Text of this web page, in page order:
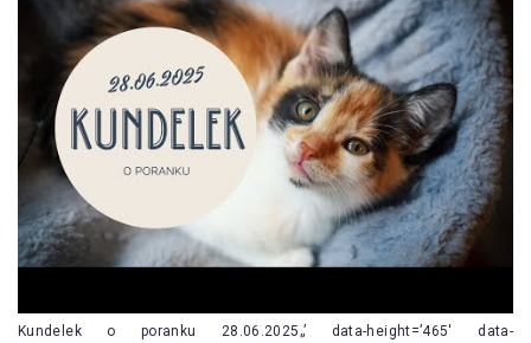
Kundelek o poranku 28.06.2025„’ data-height=’465′ data-